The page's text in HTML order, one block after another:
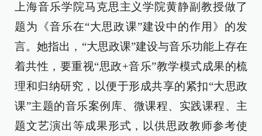
上海音乐学院马克思主义学院黄静副教授做了
题为《音乐在“大思政课”建设中的作用》的发
言。她指出，“大思政课”建设与音乐功能上存在
着共性，要重视“思政+音乐”教学模式成果的梳
理和归纳研究，以便于形成共享的紧扣“大思政
课”主题的音乐案例库、微课程、实践课程、主
题文艺演出等成果形式，以供思政教师参考使